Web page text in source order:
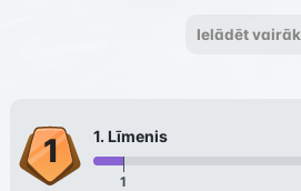
Ielādēt vairāk
1. Līmenis
1